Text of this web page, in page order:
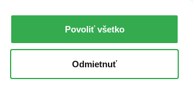
Povoliť všetko
Odmietnuť